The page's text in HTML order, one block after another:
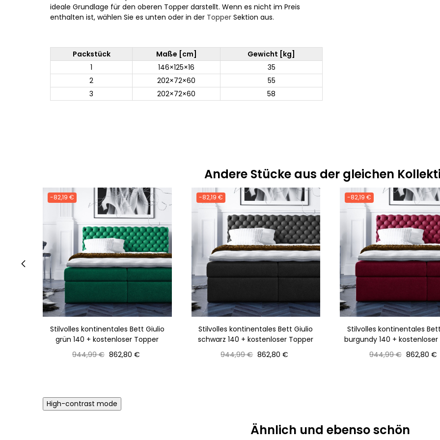
ideale Grundlage für den oberen Topper darstellt. Wenn es nicht im Preis
enthalten ist, wählen Sie es unten oder in der Topper Sektion aus.
Packstück Maße [cm]
Gewicht [kg]
1
146×125×16
35
2
202×72×60
55
3
202×72×60 58
Andere Stücke aus der gleichen
-82,19 €
Stilvolles kontinentales Bett Giulio
grün 140 + kostenloser Topper
Normaler
944,99 € Preis
862,80 €
-82,19 €
Stilvolles kontinentales Bett Giulio
schwarz 140 + kostenloser Topper
Normaler
944,99 € Preis
862,80 €
-82,19 €
Stilvolles kontinentales
burgundy 140 +
Normaler
944,99 € Preis
862,80 €
High-contrast mode
Ähnlich und ebenso schön